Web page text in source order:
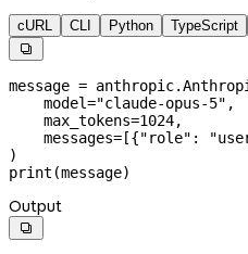
cURL CLI Python TypeScript

message =
    model
="claude-opus-5" ,
    max_tokens
=1024,
    messages
= [{"role" :
)
print (message)
Output
